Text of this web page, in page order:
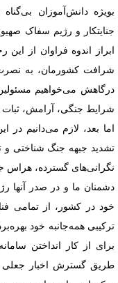
دانش‌آموزان بی‌گناه
و رژیم سفاک
اندوه فراوان از این
کشورمان، به نصرت
می‌خواهیم مسئولین
جنگی، آرامش، ثبات و
بعد، لازم می‌دانیم در
جبهه جنگ شناختی و
گسترده، هراس
ما و در صدر آنها
در کشور، از تمامی
همه‌جانبه خود
از کار انداختن
گسترش اخبار جعلی و